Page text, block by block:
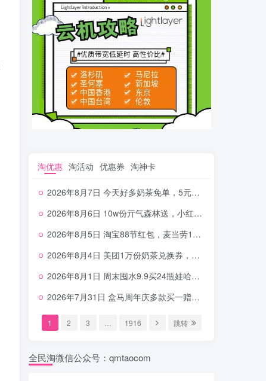
淘优惠 淘活动 优惠券 淘神卡
2026年8月7日 今天好多奶茶免单，5元农行省钱卡，京东抢0.01沪上，邮储5.88元等
2026年8月6日 10w份亓气森林送，小红书12元无门槛，中行电费30-10，0元柠檬水+0撸汉堡等
2026年8月5日 淘宝88节红包，麦当劳150万份柠檬水，三万份瑞幸免单，霸王9万份0.01券等
2026年8月4日 美团1万份奶茶兑换券，农行5E卡，中行支付超给利，美团领18个冰激凌，小米每天领2-6元等等
2026年8月1日 周末囤水9.9买24瓶娃哈哈，建行100元京东券，移动5元话费，麦当劳甜筒，交行立减金等
2026年7月31日 盒马周年庆多款买一赠一，饿了么拆红包，建行30立减金，农行领10元刷卡金等
1 2 3 1916 跳转
全民淘微信公众号：qmtaocom